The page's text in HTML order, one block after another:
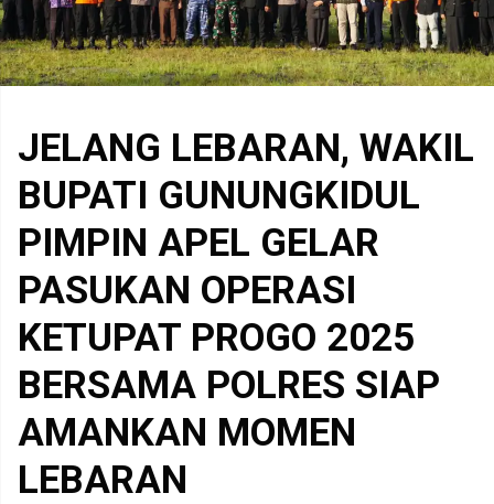
JELANG LEBARAN, WAKIL
BUPATI GUNUNGKIDUL
PIMPIN APEL GELAR
PASUKAN OPERASI
KETUPAT PROGO 2025
BERSAMA POLRES SIAP
AMANKAN MOMEN
LEBARAN